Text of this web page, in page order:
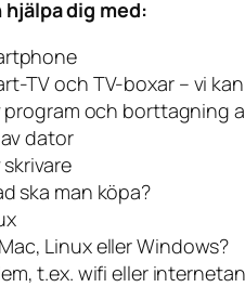
hjälpa dig med:
TV och TV-boxar – vi
och borttagning
dator
ska man köpa?
Linux eller Windows?
t.ex. wifi eller